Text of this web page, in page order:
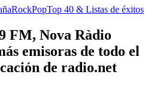
RockPopTop 40 & Listas de éxitos
FM, Nova Ràdio
emisoras de todo el
de radio.net